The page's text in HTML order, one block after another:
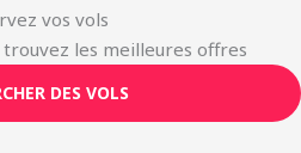
vos vols
les meilleures offres
DES VOLS